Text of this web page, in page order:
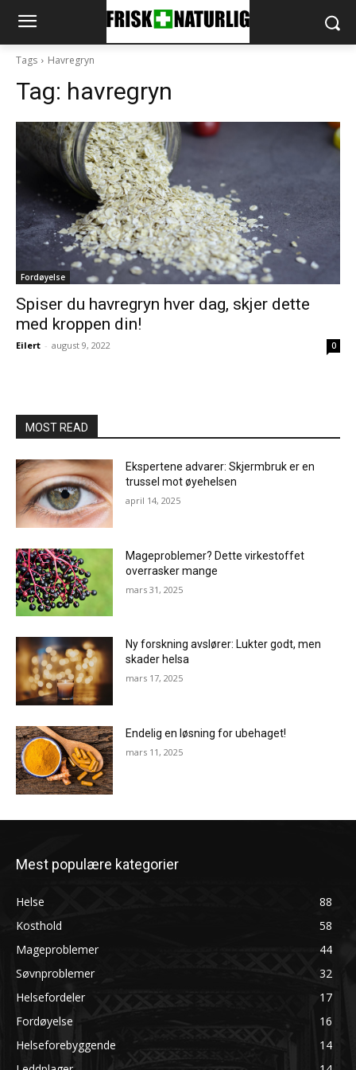
Tags Havregryn
Tag: havregryn
Fordøyelse
Spiser du havregryn hver dag, skjer dette
med kroppen din!
Eilert - august 9, 2022 0
MOST READ
Ekspertene advarer: Skjermbruk er en
trussel mot øyehelsen
april 14, 2025
Mageproblemer? Dette virkestoffet
overrasker mange
mars 31, 2025
Ny forskning avslører: Lukter godt, men
skader helsa
mars 17, 2025
Endelig en løsning for ubehaget!
mars 11, 2025
Mest populære kategorier
Helse
88
Kosthold
58
Mageproblemer
44
Søvnproblemer
32
Helsefordeler
17
Fordøyelse
16
Helseforebyggende
14